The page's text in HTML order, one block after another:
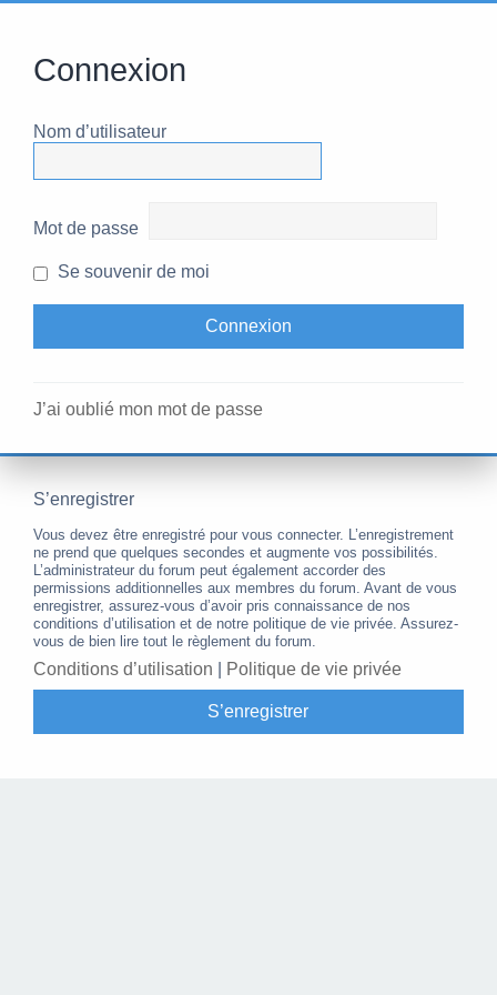
Connexion
Nom d’utilisateur
Mot de passe
Se souvenir de moi
J’ai oublié mon mot de passe
S’enregistrer
Vous devez être enregistré pour vous connecter. L’enregistrement
ne prend que quelques secondes et augmente vos possibilités.
L’administrateur du forum peut également accorder des
permissions additionnelles aux membres du forum. Avant de vous
enregistrer, assurez-vous d’avoir pris connaissance de nos
conditions d’utilisation et de notre politique de vie privée. Assurez-
vous de bien lire tout le règlement du forum.
Conditions d’utilisation Politique de vie privée
S’enregistrer